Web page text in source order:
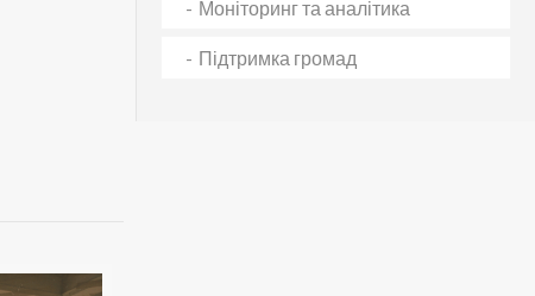
Моніторинг та аналітика
Підтримка громад